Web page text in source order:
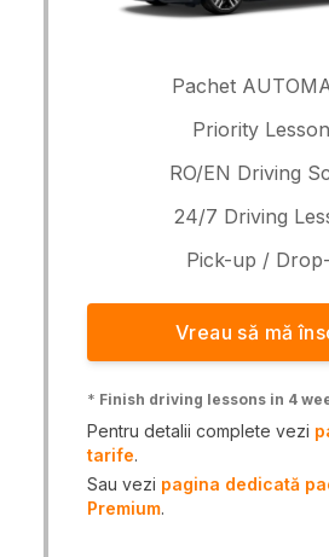
Pachet
Priority
RO/EN Driving
24/7 Driving
Pick-up /
Vreau să mă
* Finish driving lessons in 4
Pentru detalii complete vezi
tarife.
Sau vezi pagina dedicată
Premium.